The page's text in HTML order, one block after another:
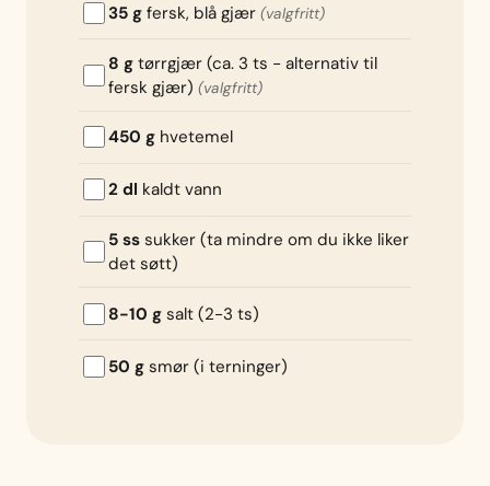
35 g fersk, blå gjær (valgfritt)
8 g tørrgjær (ca. 3 ts - alternativ til
fersk gjær) (valgfritt)
450 g hvetemel
2 dl kaldt vann
5 ss sukker (ta mindre om du ikke liker
det søtt)
8-10 g salt (2-3 ts)
50 g smør (i terninger)